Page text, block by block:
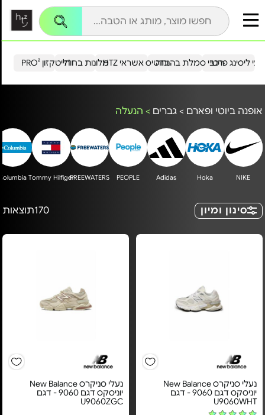
הייטקזון PRO²מלונות בחו"ל כרטיס אשראי HTZ ליסינג פרטירכבי סמלת בהנחה
אופנה ביוטי ופארם > גברים > הנעלה
NIKE
Hoka
Adidas
PEOPLE
FREEWATERS
Tommy Hilfiger
סינון ומיון 170תוצאות
נעלי סניקרס New Balance
יוניסקס דגם 9060 - דגם
U9060WHT
נעלי סניקרס New Balance
יוניסקס דגם 9060 - דגם
U9060ZGC